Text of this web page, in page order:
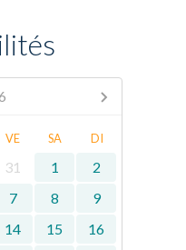
VE SA DI
31 1
2
7 8
9
14 15
16